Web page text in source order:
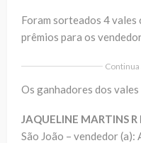
Foram sorteados 4 vales
prêmios para os
Continua
Os ganhadores dos
JAQUELINE MARTINS R
São João – vendedor (a):